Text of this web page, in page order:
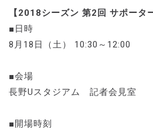
【2018シーズン 第2回 サポータ
■日時
8月18日（土） 10:30～12:00
■会場
長野Uスタジアム 記者会見室
■開場時刻